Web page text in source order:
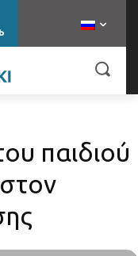
παιδιού